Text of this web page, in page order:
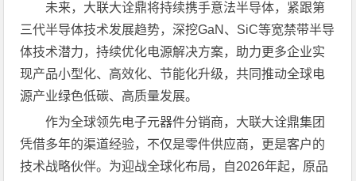
未来，大联大诠鼎将持续携手意法半导体，紧跟第
三代半导体技术发展趋势，深挖GaN、SiC等宽禁带半导
体技术潜力，持续优化电源解决方案，助力更多企业实
现产品小型化、高效化、节能化升级，共同推动全球电
源产业绿色低碳、高质量发展。
作为全球领先电子元器件分销商，大联大诠鼎集团
凭借多年的渠道经验，不仅是零件供应商，更是客户的
技术战略伙伴。为迎战全球化布局，自2026年起，原品